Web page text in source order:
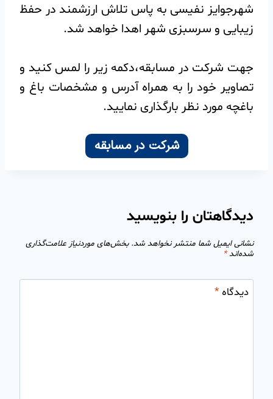
شهرجوایز نفیسی به پاس تلاش ارزشمند در حفظ
زیبایی و سرسبزی شهر اهدا خواهد شد.
جهت شرکت در مسابقه،دکمه زیر را لمس کنید و
تصاویر خود را به همراه آدرس و مشخصات باغ و
باغچه مورد نظر بارگذاری نمایید.
شرکت در مسابقه
دیدگاهتان را بنویسید
نشانی ایمیل شما منتشر نخواهد شد. بخش‌های موردنیاز علامت‌گذاری
شده‌اند*
دیدگاه*